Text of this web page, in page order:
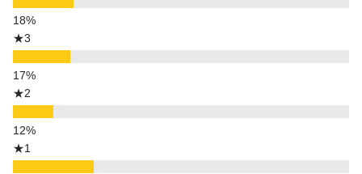
★3
★2
★1